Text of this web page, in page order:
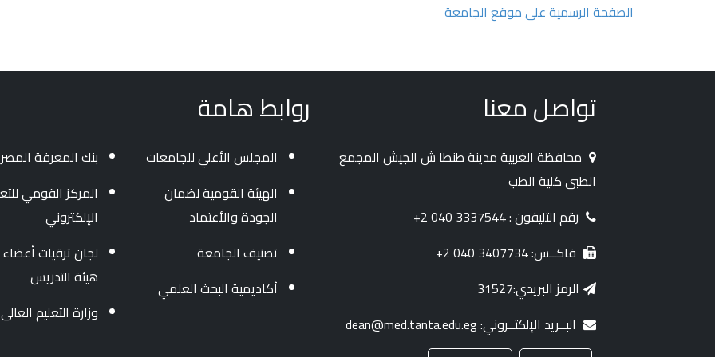
الصفحة الرسمية على موقع الجامعة
تواصل معنا
محافظة الغربية مدينة طنطا ش الجيش المجمع
الطبى كلية الطب
رقم التليفون : 3337544 040 2+
فاكــس: 3407734 040 2+
الرمز البريدي:31527
البــريد الإلكتــروني: dean@med.tanta.edu.eg
روابط هامة
المجلس الأعلي للجامعات
الهيئة القومية لضمان
الجودة والأعتماد
تصنيف الجامعة
أكاديمية البحث العلمي
بنك المعرفة
المركز القومي
الإلكتروني
لجان ترقيات أعضاء
هيئة التدريس
وزارة التعليم العالى